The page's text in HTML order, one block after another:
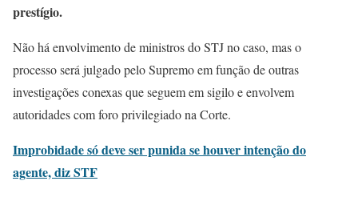
prestígio.
Não há envolvimento de ministros do STJ no caso, mas o
processo será julgado pelo Supremo em função de outras
investigações conexas que seguem em sigilo e envolvem
autoridades com foro privilegiado na Corte.
Improbidade só deve ser punida se houver intenção do
agente, diz STF